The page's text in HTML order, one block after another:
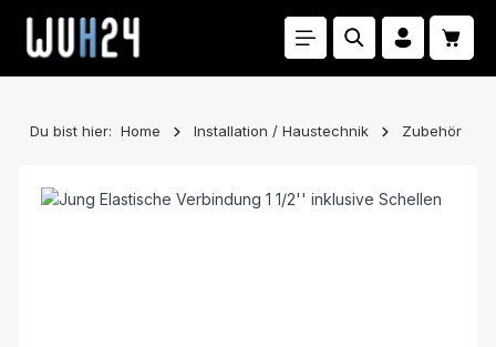
Zum Hauptinhalt springen
Du bist hier: Home Installation / Haustechnik Zubehör